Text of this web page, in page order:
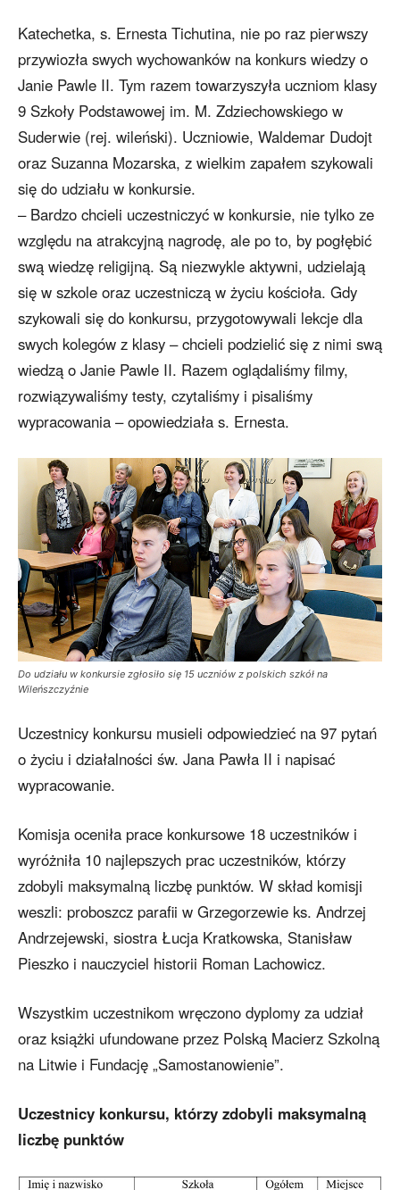
Katechetka, s. Ernesta Tichutina, nie po raz pierwszy
przywiozła swych wychowanków na konkurs wiedzy o
Janie Pawle II. Tym razem towarzyszyła uczniom klasy
9 Szkoły Podstawowej im. M. Zdziechowskiego w
Suderwie (rej. wileński). Uczniowie, Waldemar Dudojt
oraz Suzanna Mozarska, z wielkim zapałem szykowali
się do udziału w konkursie.
– Bardzo chcieli uczestniczyć w konkursie, nie tylko ze
względu na atrakcyjną nagrodę, ale po to, by pogłębić
swą wiedzę religijną. Są niezwykle aktywni, udzielają
się w szkole oraz uczestniczą w życiu kościoła. Gdy
szykowali się do konkursu, przygotowywali lekcje dla
swych kolegów z klasy – chcieli podzielić się z nimi swą
wiedzą o Janie Pawle II. Razem oglądaliśmy filmy,
rozwiązywaliśmy testy, czytaliśmy i pisaliśmy
wypracowania – opowiedziała s. Ernesta.
Do udziału w konkursie zgłosiło się 15 uczniów z polskich szkół na
Wileńszczyźnie
Uczestnicy konkursu musieli odpowiedzieć na 97 pytań
o życiu i działalności św. Jana Pawła II i napisać
wypracowanie.
Komisja oceniła prace konkursowe 18 uczestników i
wyróżniła 10 najlepszych prac uczestników, którzy
zdobyli maksymalną liczbę punktów. W skład komisji
weszli: proboszcz parafii w Grzegorzewie ks. Andrzej
Andrzejewski, siostra Łucja Kratkowska, Stanisław
Pieszko i nauczyciel historii Roman Lachowicz.
Wszystkim uczestnikom wręczono dyplomy za udział
oraz książki ufundowane przez Polską Macierz Szkolną
na Litwie i Fundację „Samostanowienie”.
Uczestnicy konkursu, którzy zdobyli maksymalną
liczbę punktów